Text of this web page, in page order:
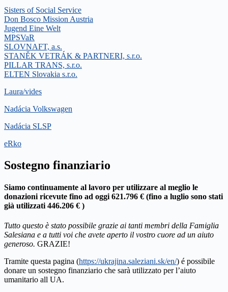
Sisters of Social Service
Don Bosco Mission Austria
Jugend Eine Welt
MPSVaR
SLOVNAFT, a.s.
STANĚK VETRÁK & PARTNERI, s.r.o.
PILLAR TRANS, s.r.o.
ELTEN Slovakia s.r.o.
Laura/vides
Nadácia Volkswagen
Nadácia SLSP
eRko
Sostegno finanziario
Siamo continuamente al lavoro per utilizzare al meglio le
donazioni ricevute fino ad oggi 621.796 € (fino a luglio sono stati
già utilizzati 446.206 € )
Tutto questo è stato possibile grazie ai tanti membri della Famiglia
Salesiana e a tutti voi che avete aperto il vostro cuore ad un aiuto
generoso. GRAZIE!
Tramite questa pagina (https://ukrajina.saleziani.sk/en/) é possibile
donare un sostegno finanziario che sarà utilizzato per l’aiuto
umanitario all UA.